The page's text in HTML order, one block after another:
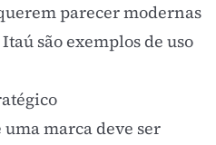
parecer modernas
são exemplos de uso
marca deve ser